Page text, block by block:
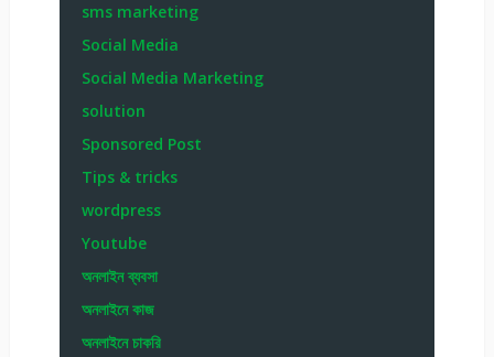
sms marketing
Social Media
Social Media Marketing
solution
Sponsored Post
Tips & tricks
wordpress
Youtube
অনলাইন ব্যবসা
অনলাইনে কাজ
অনলাইনে চাকরি